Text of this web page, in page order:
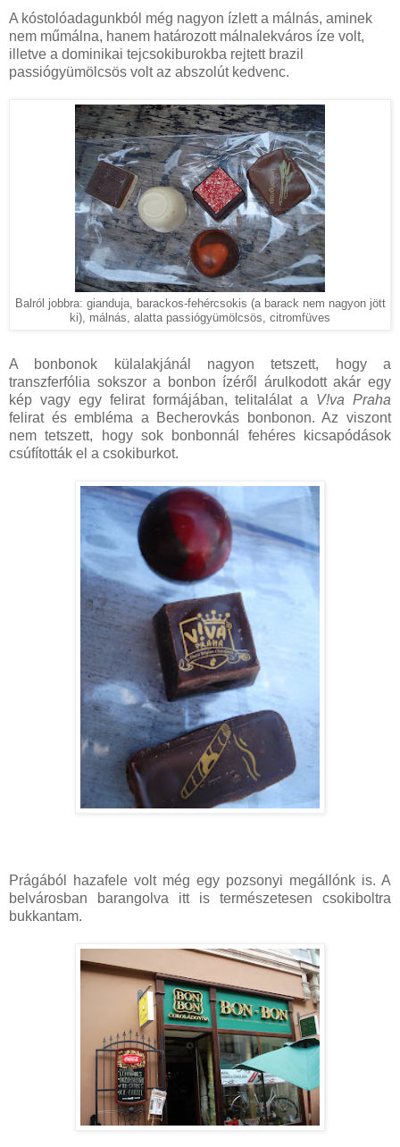
A kóstolóadagunkból még nagyon ízlett a málnás, aminek
nem műmálna, hanem határozott málnalekváros íze volt,
illetve a dominikai tejcsokiburokba rejtett brazil
passiógyümölcsös volt az abszolút kedvenc.
Balról jobbra: gianduja, barackos-fehércsokis (a barack nem nagyon jött
ki), málnás, alatta passiógyümölcsös, citromfüves
A bonbonok külalakjánál nagyon tetszett, hogy a
transzferfólia sokszor a bonbon ízéről árulkodott akár egy
kép vagy egy felirat formájában, telitalálat a V!va Praha
felirat és embléma a Becherovkás bonbonon. Az viszont
nem tetszett, hogy sok bonbonnál fehéres kicsapódások
csúfították el a csokiburkot.
Prágából hazafele volt még egy pozsonyi megállónk is. A
belvárosban barangolva itt is természetesen csokiboltra
bukkantam.